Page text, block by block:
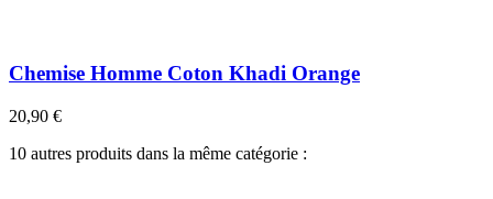
Chemise Homme Coton Khadi Orange
20,90 €
10 autres produits dans la même catégorie :